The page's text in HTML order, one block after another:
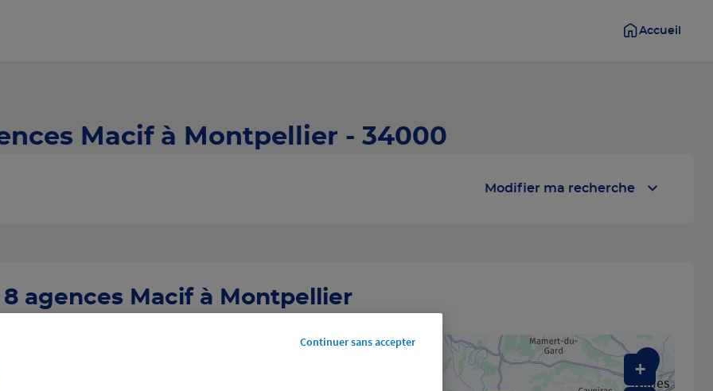
Accueil
Macif à Montpellier - 34000
Modifier ma recherche
8 agences Macif à Montpellier
+
Continuer sans accepter